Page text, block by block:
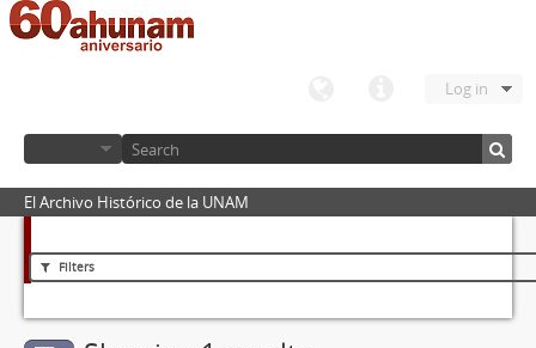
Log in
El Archivo Histórico de la UNAM
Filters